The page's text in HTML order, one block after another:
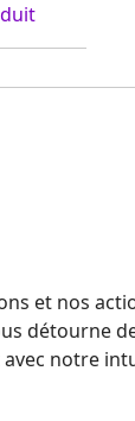
et nos
détourne
avec notre